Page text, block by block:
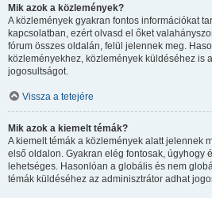
Mik azok a közlemények?
A közlemények gyakran fontos információkat
kapcsolatban, ezért olvasd el őket
fórum összes oldalán, felül jelennek meg.
közleményekhez, közlemények küldéséhez is
jogosultságot.
Vissza a tetejére
Mik azok a kiemelt témák?
A kiemelt témák a közlemények alatt jelennek
első oldalon. Gyakran elég fontosak, úgyhogy
lehetséges. Hasonlóan a globális és nem
témák küldéséhez az adminisztrátor adhat